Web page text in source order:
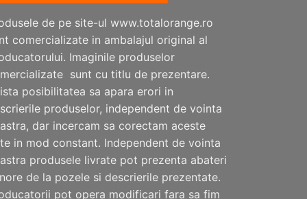
de pe site-ul www.totalorange.ro
comercializate in ambalajul original al
Imaginile produselor
sunt cu titlu de prezentare.
posibilitatea sa apara erori in
produselor, independent de vointa
dar incercam sa corectam aceste
in mod constant. Independent de vointa
produsele livrate pot prezenta abateri
de la pozele si descrierile prezentate.
pot opera modificari fara sa fim